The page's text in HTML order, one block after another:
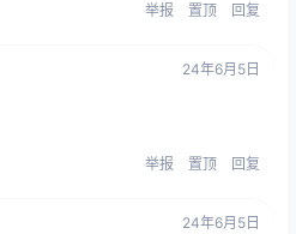
举报 置顶 回复
24年6月5日
举报 置顶 回复
24年6月5日